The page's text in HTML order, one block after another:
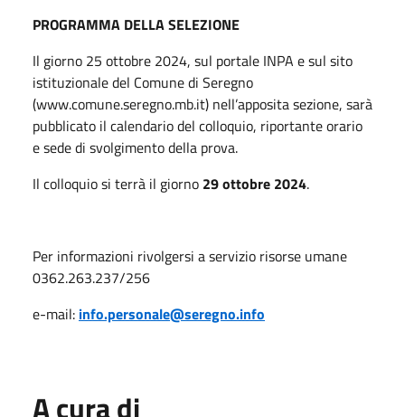
PROGRAMMA DELLA SELEZIONE
Il giorno 25 ottobre 2024, sul portale INPA e sul sito
istituzionale del Comune di Seregno
(www.comune.seregno.mb.it) nell’apposita sezione, sarà
pubblicato il calendario del colloquio, riportante orario
e sede di svolgimento della prova.
Il colloquio si terrà il giorno 29 ottobre 2024.
Per informazioni rivolgersi a servizio risorse umane
0362.263.237/256
e-mail: info.personale@seregno.info
A cura di